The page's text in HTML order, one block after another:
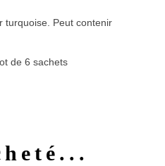
turquoise. Peut contenir
de 6 sachets